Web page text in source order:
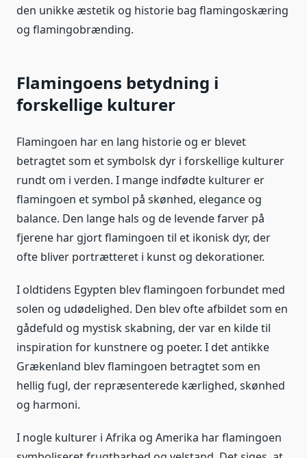
den unikke æstetik og historie bag flamingoskæring
og flamingobrænding.
Flamingoens betydning i
forskellige kulturer
Flamingoen har en lang historie og er blevet
betragtet som et symbolsk dyr i forskellige kulturer
rundt om i verden. I mange indfødte kulturer er
flamingoen et symbol på skønhed, elegance og
balance. Den lange hals og de levende farver på
fjerene har gjort flamingoen til et ikonisk dyr, der
ofte bliver portrætteret i kunst og dekorationer.
I oldtidens Egypten blev flamingoen forbundet med
solen og udødelighed. Den blev ofte afbildet som en
gådefuld og mystisk skabning, der var en kilde til
inspiration for kunstnere og poeter. I det antikke
Grækenland blev flamingoen betragtet som en
hellig fugl, der repræsenterede kærlighed, skønhed
og harmoni.
I nogle kulturer i Afrika og Amerika har flamingoen